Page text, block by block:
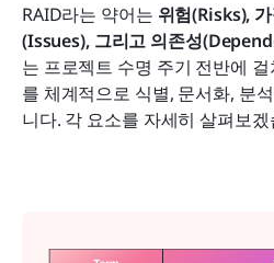
RAID라는 약어는 위험(Risks),
(Issues), 그리고 의존성
는 프로젝트 수명 주기 전반에
를 체계적으로 식별, 문서화, 분
니다. 각 요소를 자세히 살펴보겠